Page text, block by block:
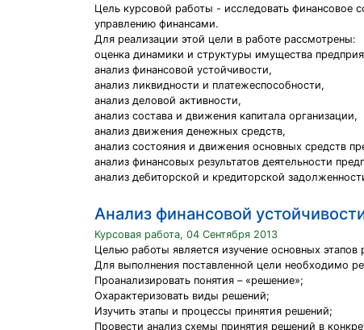
Цель курсовой работы - исследовать финансовое
управлению финансами.
Для реализации этой цели в работе рассмотрены:
оценка динамики и структуры имущества
анализ финансовой устойчивости,
анализ ликвидности и платежеспособности,
анализ деловой активности,
анализ состава и движения капитала организации,
анализ движения денежных средств,
анализ состояния и движения основных средств
анализ финансовых результатов деятельности
анализ дебиторской и кредиторской
Анализ финансовой
Курсовая работа, 04 Сентября 2013
Целью работы является изучение основных
Для выполнения поставленной цели необходимо
Проанализировать понятия – «решение»;
Охарактеризовать виды решений;
Изучить этапы и процессы принятия решений;
Провести анализ схемы принятия решений в